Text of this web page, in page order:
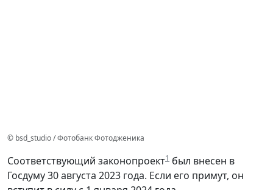
© bsd_studio / Фотобанк Фотодженика
Соответствующий законопроект1 был внесен в
Госдуму 30 августа 2023 года. Если его примут, он